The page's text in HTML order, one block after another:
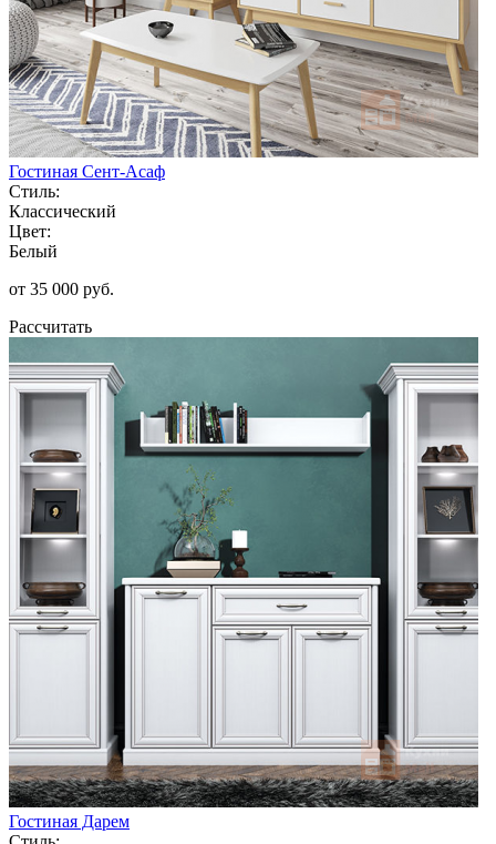
Гостиная Сент-Асаф
Стиль:
Классический
Цвет:
Белый
от 35 000 руб.
Рассчитать
Гостиная Дарем